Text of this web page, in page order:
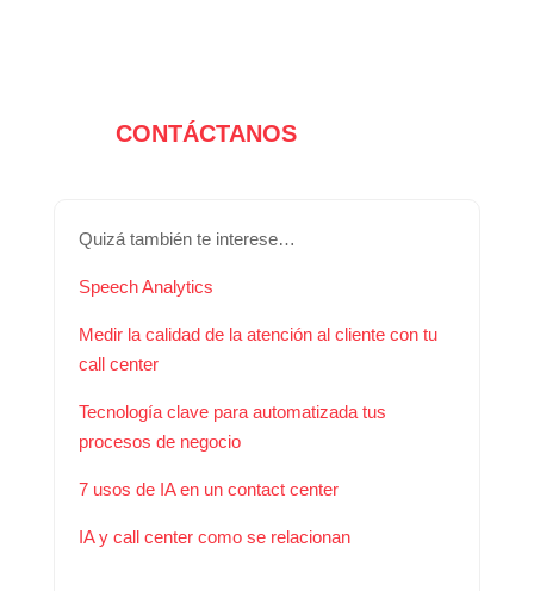
CONTÁCTANOS
Quizá también te interese…
Speech Analytics
Medir la calidad de la atención al cliente con tu
call center
Tecnología clave para automatizada tus
procesos de negocio
7 usos de IA en un contact center
IA y call center como se relacionan